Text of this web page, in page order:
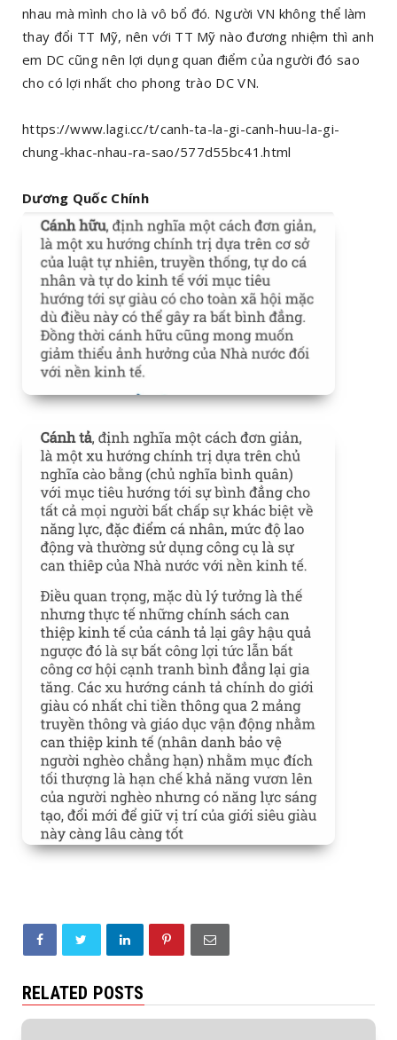
nhau mà mình cho là vô bổ đó. Người VN không thể làm
thay đổi TT Mỹ, nên với TT Mỹ nào đương nhiệm thì anh
em DC cũng nên lợi dụng quan điểm của người đó sao
cho có lợi nhất cho phong trào DC VN.
https://www.lagi.cc/t/canh-ta-la-gi-canh-huu-la-gi-
chung-khac-nhau-ra-sao/577d55bc41.html
Dương Quốc Chính
RELATED POSTS